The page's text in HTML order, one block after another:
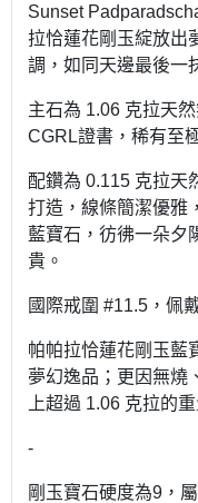
Sunset
拉恰蓮花剛玉綻放出
調，如同天邊最後一
主石為 1.06 克拉天
CGRL證書，稀有至
配鑽為 0.115 克拉天
打造，線條簡潔優雅
藍寶石，彷彿一朵夕
貴。
國際戒圍 #11.5，佩
帕帕拉恰蓮花剛玉藍
夢幻逸品；更因無燒
上超過 1.06 克拉的
-
剛玉寶石硬度為9，